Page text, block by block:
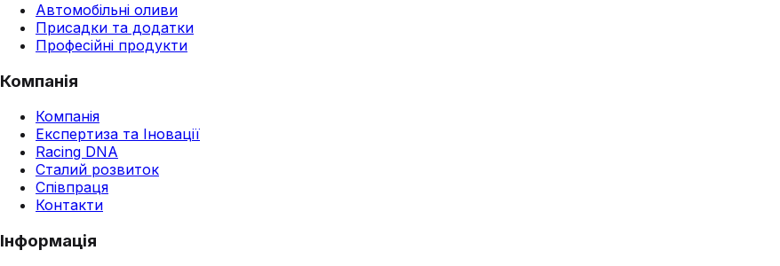
Автомобільні оливи
Присадки та додатки
Професійні продукти
Компанія
Компанія
Експертиза та Іновації
Racing DNA
Сталий розвиток
Співпраця
Контакти
Інформація